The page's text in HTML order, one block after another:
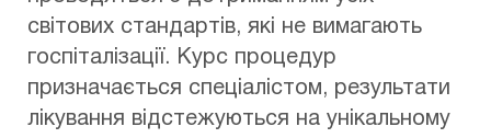
світових стандартів, які не вимагають
госпіталізації. Курс процедур
призначається спеціалістом, результати
лікування відстежуються на унікальному